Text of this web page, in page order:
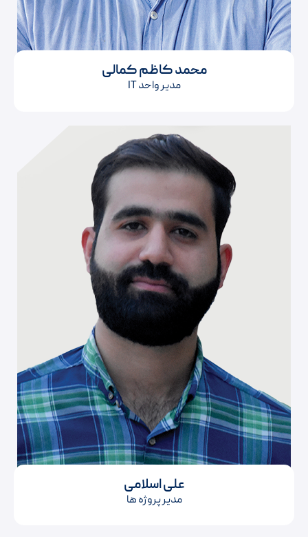
محمد کاظم کمالی
مدیر واحد IT
علی اسلامی
مدیر پروژه ها